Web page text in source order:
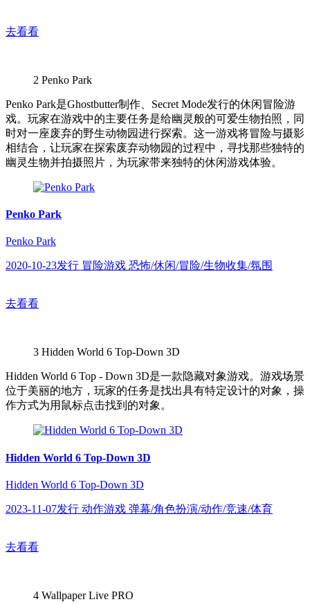
去看看
2 Penko Park
Penko Park是Ghostbutter制作、Secret Mode发行的休闲冒险游
戏。玩家在游戏中的主要任务是给幽灵般的可爱生物拍照，同
时对一座废弃的野生动物园进行探索。这一游戏将冒险与摄影
相结合，让玩家在探索废弃动物园的过程中，寻找那些独特的
幽灵生物并拍摄照片，为玩家带来独特的休闲游戏体验。
Penko Park
Penko Park
2020-10-23发行 冒险游戏 恐怖/休闲/冒险/生物收集/氛围
去看看
3 Hidden World 6 Top-Down 3D
Hidden World 6 Top - Down 3D是一款隐藏对象游戏。游戏场景
位于美丽的地方，玩家的任务是找出具有特定设计的对象，操
作方式为用鼠标点击找到的对象。
Hidden World 6 Top-Down 3D
Hidden World 6 Top-Down 3D
2023-11-07发行 动作游戏 弹幕/角色扮演/动作/竞速/体育
去看看
4 Wallpaper Live PRO